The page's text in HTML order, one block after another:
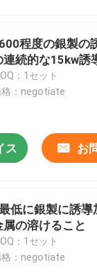
程度の銀製の
連続的な15kw誘
：1セット
格：negotiate
ス お
低に銀製に誘
属の溶けること
：1セット
格：negotiate